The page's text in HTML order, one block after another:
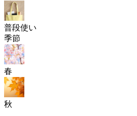
普段使い
季節
春
秋